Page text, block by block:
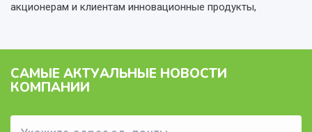
акционерам и клиентам инновационные продукты,
САМЫЕ АКТУАЛЬНЫЕ НОВОСТИ
КОМПАНИИ